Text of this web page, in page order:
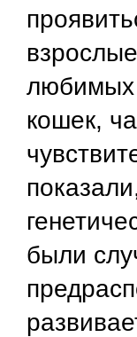
любимых
кошек,
были